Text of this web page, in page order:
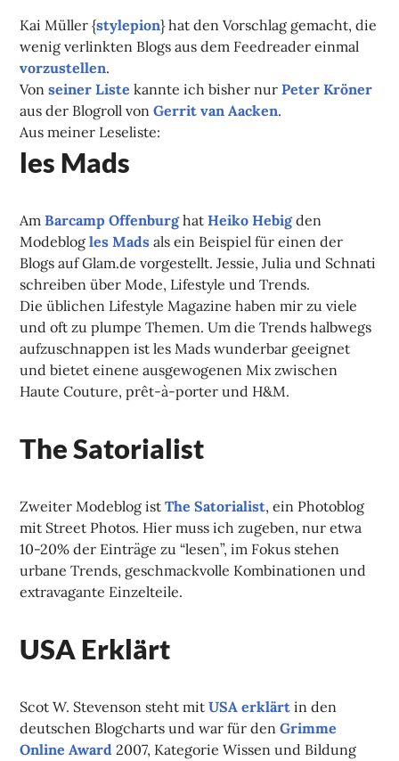
Kai Müller {stylepion} hat den Vorschlag gemacht, die
wenig verlinkten Blogs aus dem Feedreader einmal
vorzustellen.
Vonseiner Liste kannte ich bisher nurPeter Kröner
aus der Blogroll vonGerrit van Aacken.
Aus meiner Leseliste:
les Mads
AmBarcamp OffenburghatHeiko Hebigden
Modeblogles Mads als ein Beispiel für einen der
Blogs auf Glam.de vorgestellt. Jessie, Julia und Schnati
schreiben über Mode, Lifestyle und Trends.
Die üblichen Lifestyle Magazine haben mir zu viele
und oft zu plumpe Themen. Um die Trends halbwegs
aufzuschnappen ist les Mads wunderbar geeignet
und bietet einene ausgewogenen Mix zwischen
Haute Couture, prêt-à-porter und H&M.
The Satorialist
Zweiter Modeblog istThe Satorialist, ein Photoblog
mit Street Photos. Hier muss ich zugeben, nur etwa
10-20% der Einträge zu “lesen”, im Fokus stehen
urbane Trends, geschmackvolle Kombinationen und
extravagante Einzelteile.
USA Erklärt
Scot W. Stevenson steht mitUSA erklärt in den
deutschen Blogcharts und war für denGrimme
Online Award 2007, Kategorie Wissen und Bildung